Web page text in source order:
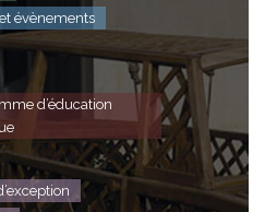
évènements
d’éducation